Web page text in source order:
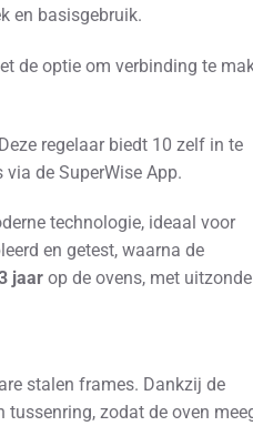
en basisgebruik.
de optie om verbinding te
regelaar biedt 10 zelf in te
de SuperWise App.
technologie, ideaal voor
en getest, waarna de
jaar op de ovens, met
stalen frames. Dankzij de
zodat de oven